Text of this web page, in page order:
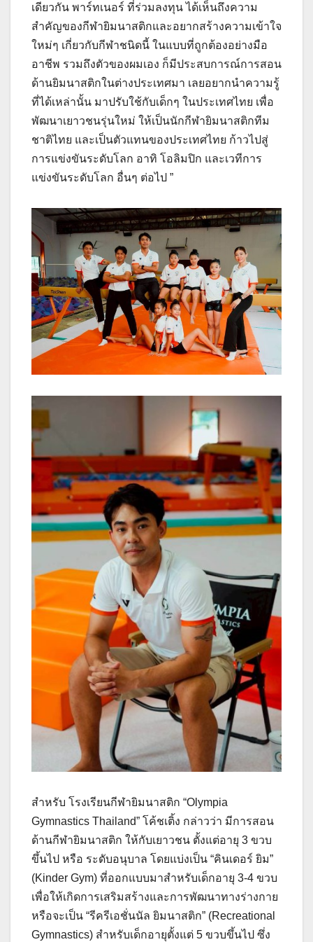
เดียวกัน พาร์ทเนอร์ ที่ร่วมลงทุน ได้เห็นถึงความ
สำคัญของกีฬายิมนาสติกและอยากสร้างความเข้าใจ
ใหม่ๆ เกี่ยวกับกีฬาชนิดนี้ ในแบบที่ถูกต้องอย่างมือ
อาชีพ รวมถึงตัวของผมเอง ก็มีประสบการณ์การสอน
ด้านยิมนาสติกในต่างประเทศมา เลยอยากนำความรู้
ที่ได้เหล่านั้น มาปรับใช้กับเด็กๆ ในประเทศไทย เพื่อ
พัฒนาเยาวชนรุ่นใหม่ ให้เป็นนักกีฬายิมนาสติกทีม
ชาติไทย และเป็นตัวแทนของประเทศไทย ก้าวไปสู่
การแข่งขันระดับโลก อาทิ โอลิมปิก และเวทีการ
แข่งขันระดับโลก อื่นๆ ต่อไป ”
สำหรับ โรงเรียนกีฬายิมนาสติก “Olympia
Gymnastics Thailand” โค้ชเติ้ง กล่าวว่า มีการสอน
ด้านกีฬายิมนาสติก ให้กับเยาวชน ตั้งแต่อายุ 3 ขวบ
ขึ้นไป หรือ ระดับอนุบาล โดยแบ่งเป็น “คินเดอร์ ยิม”
(Kinder Gym) ที่ออกแบบมาสำหรับเด็กอายุ 3-4 ขวบ
เพื่อให้เกิดการเสริมสร้างและการพัฒนาทางร่างกาย
หรือจะเป็น “รีครีเอชั่นนัล ยิมนาสติก” (Recreational
Gymnastics) สำหรับเด็กอายุตั้งแต่ 5 ขวบขึ้นไป ซึ่ง